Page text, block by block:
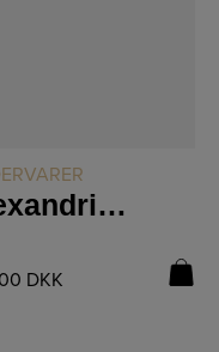
LÆS MERE
Alexandria Skuldertaske
DKK